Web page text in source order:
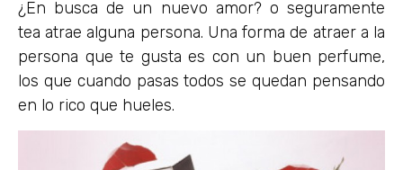
¿En busca de un nuevo amor? o seguramente
tea atrae alguna persona. Una forma de atraer a la
persona que te gusta es con un buen perfume,
los que cuando pasas todos se quedan pensando
en lo rico que hueles.